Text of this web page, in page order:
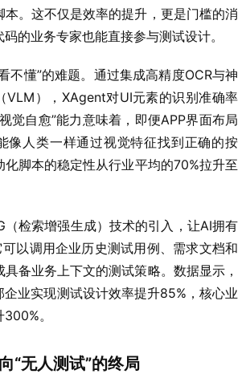
本。这不仅是效率的提升，更是门槛的消
的业务专家也能直接参与测试设计。
不懂”的难题。通过集成高精度OCR与神
VLM），XAgent对UI元素的识别准确率
觉自愈”能力意味着，即便APP界面布局
像人类一样通过视觉特征找到正确的按
化脚本的稳定性从行业平均的70%拉升至
（检索增强生成）技术的引入，让AI拥有
可以调用企业历史测试用例、需求文档和
备业务上下文的测试策略。数据显示，
企业实现测试设计效率提升85%，核心业
。
“无人测试”的终局